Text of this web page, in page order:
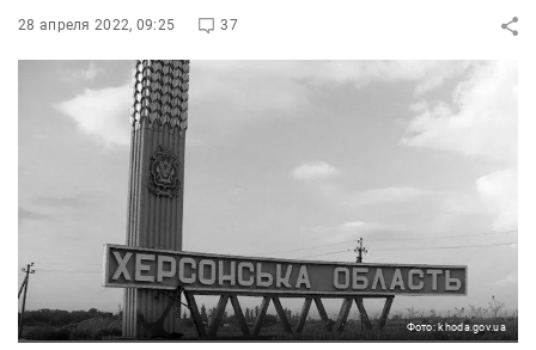
28 апреля 2022, 09:25 37
Фото: khoda.gov.ua